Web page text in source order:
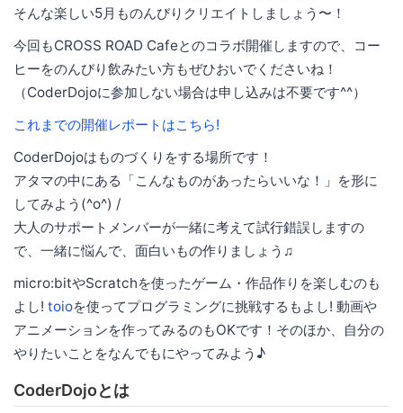
そんな楽しい5月ものんびりクリエイトしましょう〜！
今回もCROSS ROAD Cafeとのコラボ開催しますので、コー
ヒーをのんびり飲みたい方もぜひおいでくださいね！
（CoderDojoに参加しない場合は申し込みは不要です^^）
これまでの開催レポートはこちら!
CoderDojoはものづくりをする場所です！
アタマの中にある「こんなものがあったらいいな！」を形に
してみよう(^o^) /
大人のサポートメンバーが一緒に考えて試行錯誤しますの
で、一緒に悩んで、面白いもの作りましょう♫
micro:bitやScratchを使ったゲーム・作品作りを楽しむのも
よし! toioを使ってプログラミングに挑戦するもよし! 動画や
アニメーションを作ってみるのもOKです！そのほか、自分の
やりたいことをなんでもにやってみよう♪
CoderDojoとは